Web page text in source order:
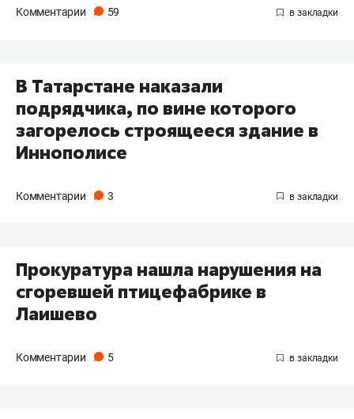
Комментарии 59
В Татарстане наказали
подрядчика, по вине которого
загорелось строящееся здание в
Иннополисе
Комментарии 3
Прокуратура нашла нарушения на
сгоревшей птицефабрике в
Лаишево
Комментарии 5